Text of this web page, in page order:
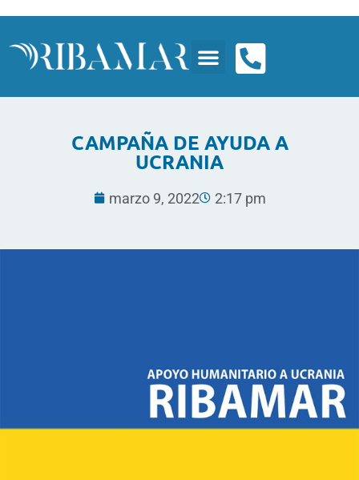
CAMPAÑA DE AYUDA A
UCRANIA
marzo 9, 2022 2:17 pm